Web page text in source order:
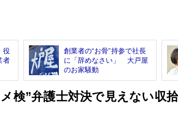
役
者
創業者の“お骨”持参で社長
に「辞めなさい」 大戸屋
のお家騒動
検”弁護士対決で見えない収拾